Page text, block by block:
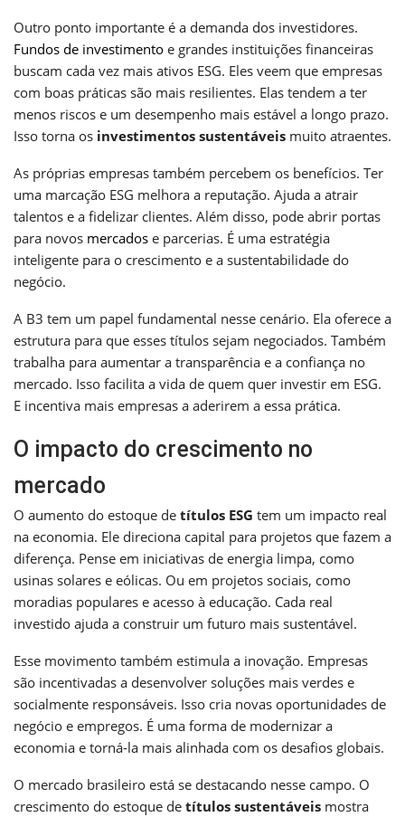
Outro ponto importante é a demanda dos investidores.
Fundos de investimento e grandes instituições financeiras
buscam cada vez mais ativos ESG. Eles veem que empresas
com boas práticas são mais resilientes. Elas tendem a ter
menos riscos e um desempenho mais estável a longo prazo.
Isso torna os investimentos sustentáveis muito atraentes.
As próprias empresas também percebem os benefícios. Ter
uma marcação ESG melhora a reputação. Ajuda a atrair
talentos e a fidelizar clientes. Além disso, pode abrir portas
para novos mercados e parcerias. É uma estratégia
inteligente para o crescimento e a sustentabilidade do
negócio.
A B3 tem um papel fundamental nesse cenário. Ela oferece a
estrutura para que esses títulos sejam negociados. Também
trabalha para aumentar a transparência e a confiança no
mercado. Isso facilita a vida de quem quer investir em ESG.
E incentiva mais empresas a aderirem a essa prática.
O impacto do crescimento no
mercado
O aumento do estoque de títulos ESG tem um impacto real
na economia. Ele direciona capital para projetos que fazem a
diferença. Pense em iniciativas de energia limpa, como
usinas solares e eólicas. Ou em projetos sociais, como
moradias populares e acesso à educação. Cada real
investido ajuda a construir um futuro mais sustentável.
Esse movimento também estimula a inovação. Empresas
são incentivadas a desenvolver soluções mais verdes e
socialmente responsáveis. Isso cria novas oportunidades de
negócio e empregos. É uma forma de modernizar a
economia e torná-la mais alinhada com os desafios globais.
O mercado brasileiro está se destacando nesse campo. O
crescimento do estoque de títulos sustentáveis mostra